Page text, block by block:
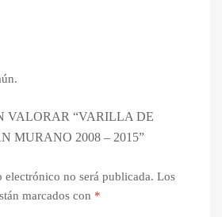
VALORAR “VARILLA DE
MURANO 2008 – 2015”
electrónico no será publicada. Los
marcados con *